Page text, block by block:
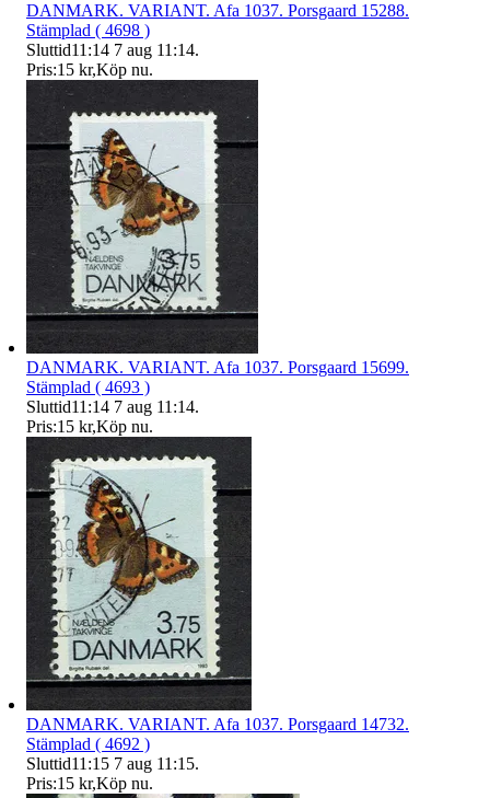
DANMARK. VARIANT. Afa 1037. Porsgaard 15288.
Stämplad ( 4698 )
Sluttid11:14 7 aug 11:14.
Pris:15 kr,Köp nu.
DANMARK. VARIANT. Afa 1037. Porsgaard 15699.
Stämplad ( 4693 )
Sluttid11:14 7 aug 11:14.
Pris:15 kr,Köp nu.
DANMARK. VARIANT. Afa 1037. Porsgaard 14732.
Stämplad ( 4692 )
Sluttid11:15 7 aug 11:15.
Pris:15 kr,Köp nu.